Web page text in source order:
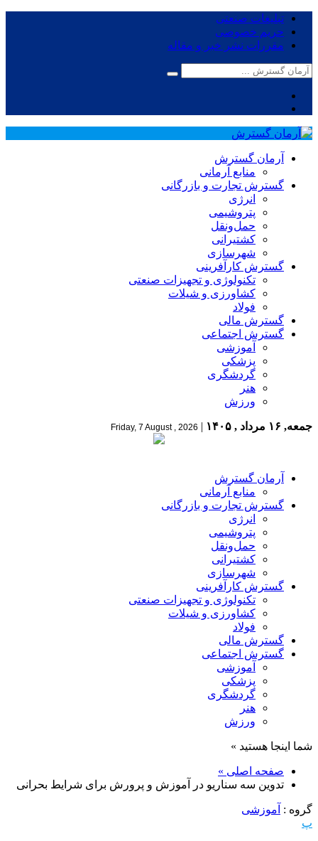
تبلیغات صنعتی
حریم خصوصی
مقررات نشر خبر و مقاله
آرمان گسترش
منابع آرمانی
گسترش تجارت و بازرگانی
انرژی
پتروشیمی
حمل‌و‌نقل
کشتیرانی
شهرسازی
گسترش کارآفرینی
تکنولوژی و تجهیزات صنعتی
کشاورزی و شیلات
فولاد
گسترش مالی
گسترش اجتماعی
آموزشی
پزشکی
گردشگری
هنر
ورزش
جمعه, ۱۶ مرداد , ۱۴۰۵ |
Friday, 7 August , 2026
آرمان گسترش
منابع آرمانی
گسترش تجارت و بازرگانی
انرژی
پتروشیمی
حمل‌و‌نقل
کشتیرانی
شهرسازی
گسترش کارآفرینی
تکنولوژی و تجهیزات صنعتی
کشاورزی و شیلات
فولاد
گسترش مالی
گسترش اجتماعی
آموزشی
پزشکی
گردشگری
هنر
ورزش
شما اینجا هستید »
صفحه اصلی »
تدوین سه سناریو در آموزش و پرورش برای شرایط بحرانی
گروه : آموزشی
پ